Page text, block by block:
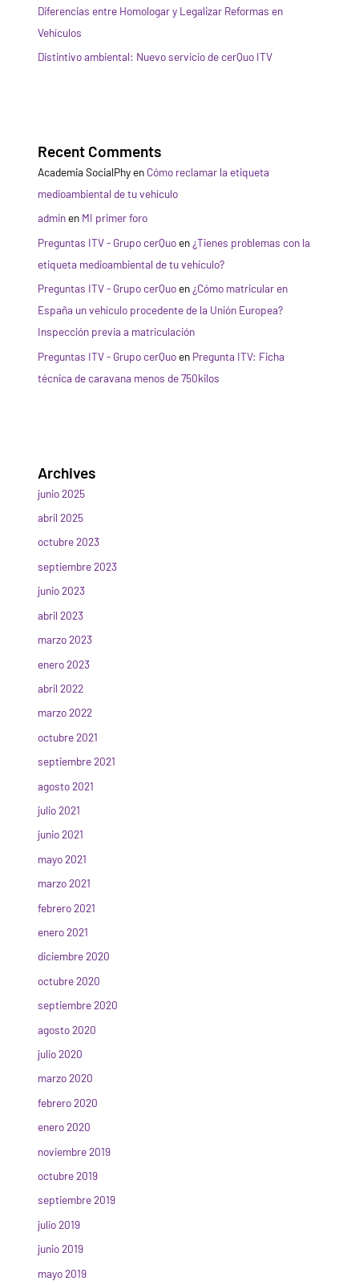
Diferencias entre Homologar y Legalizar Reformas en
Vehículos
Distintivo ambiental: Nuevo servicio de cerQuo ITV
Recent Comments
Academia SocialPhyen Cómo reclamar la etiqueta
medioambiental de tu vehículo
adminen MI primer foro
Preguntas ITV - Grupo cerQuoen ¿Tienes problemas con la
etiqueta medioambiental de tu vehículo?
Preguntas ITV - Grupo cerQuoen ¿Cómo matricular en
España un vehículo procedente de la Unión Europea?
Inspección previa a matriculación
Preguntas ITV - Grupo cerQuoen Pregunta ITV: Ficha
técnica de caravana menos de 750kilos
Archives
junio 2025
abril 2025
octubre 2023
septiembre 2023
junio 2023
abril 2023
marzo 2023
enero 2023
abril 2022
marzo 2022
octubre 2021
septiembre 2021
agosto 2021
julio 2021
junio 2021
mayo 2021
marzo 2021
febrero 2021
enero 2021
diciembre 2020
octubre 2020
septiembre 2020
agosto 2020
julio 2020
marzo 2020
febrero 2020
enero 2020
noviembre 2019
octubre 2019
septiembre 2019
julio 2019
junio 2019
mayo 2019